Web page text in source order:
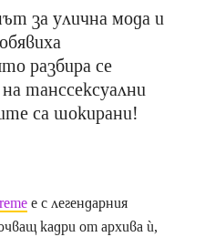
за улична мода и
разбира се
танссексуални
са шокирани!
е с легендарния
кадри от архива ѝ,